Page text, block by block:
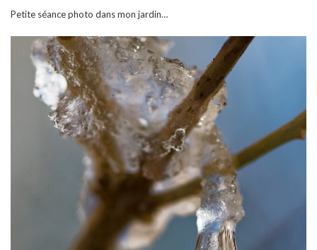
Petite séance photo dans mon jardin…